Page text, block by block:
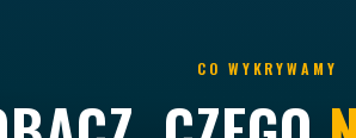
CO WYKRYWAMY